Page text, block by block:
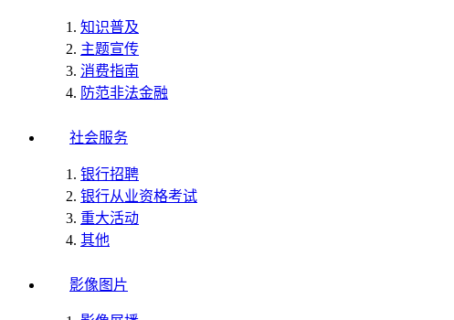
知识普及
主题宣传
消费指南
防范非法金融
社会服务
银行招聘
银行从业资格考试
重大活动
其他
影像图片